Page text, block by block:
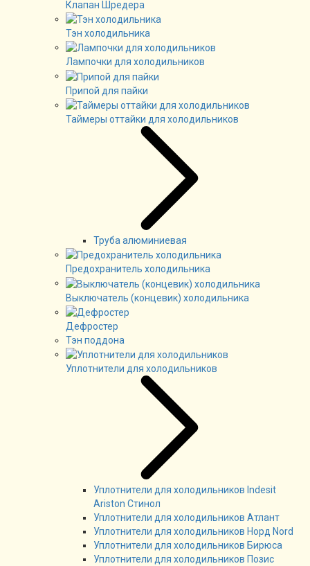
Клапан Шредера
Тэн холодильника
Лампочки для холодильников
Припой для пайки
Таймеры оттайки для холодильников
Труба алюминиевая
Предохранитель холодильника
Выключатель (концевик) холодильника
Дефростер
Тэн поддона
Уплотнители для холодильников
Уплотнители для холодильников Indesit
Ariston Стинол
Уплотнители для холодильников Атлант
Уплотнители для холодильников Норд Nord
Уплотнители для холодильников Бирюса
Уплотнители для холодильников Позис